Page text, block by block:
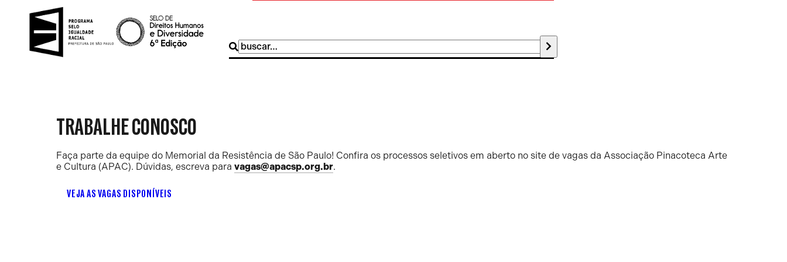
Buscar
por:
TRABALHE CONOSCO
Faça parte da equipe do Memorial da Resistência de São Paulo! Confira os processos seletivos em aberto no site de vagas da Associação Pinacoteca Arte
e Cultura (APAC). Dúvidas, escreva para vagas@apacsp.org.br.
VEJA AS VAGAS DISPONÍVEIS